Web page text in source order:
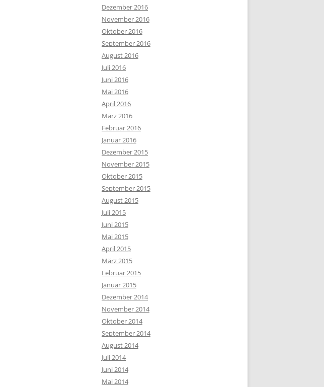
Dezember 2016
November 2016
Oktober 2016
September 2016
August 2016
Juli 2016
Juni 2016
Mai 2016
April 2016
März 2016
Februar 2016
Januar 2016
Dezember 2015
November 2015
Oktober 2015
September 2015
August 2015
Juli 2015
Juni 2015
Mai 2015
April 2015
März 2015
Februar 2015
Januar 2015
Dezember 2014
November 2014
Oktober 2014
September 2014
August 2014
Juli 2014
Juni 2014
Mai 2014